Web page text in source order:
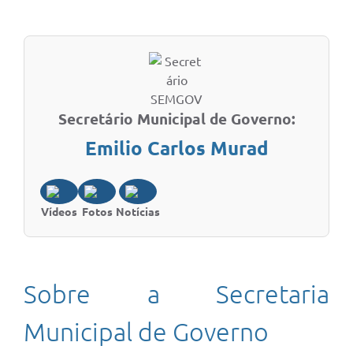
Secretário Municipal de Governo:
Emilio Carlos Murad
Vídeos Fotos Notícias
Sobre a Secretaria
Municipal de Governo